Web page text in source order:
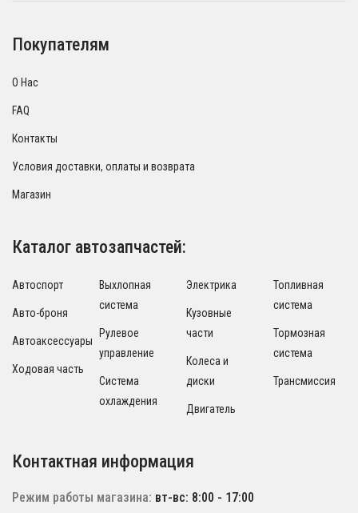
Покупателям
О Нас
FAQ
Контакты
Условия доставки, оплаты и возврата
Магазин
Каталог автозапчастей:
Автоспорт
Авто-броня
Автоаксессуары
Ходовая часть
Выхлопная
система
Рулевое
управление
Система
охлаждения
Электрика
Кузовные
части
Колеса и
диски
Двигатель
Топливная
система
Тормозная
система
Трансмиссия
Контактная информация
Режим работы магазина: вт-вс: 8:00 - 17:00